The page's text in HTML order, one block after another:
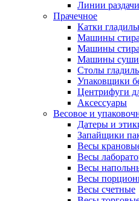
Линии
Прачечное
Катки
Машины
Машины
Машины
Столы
Упаковщики
Центрифуги
Аксессуары
Весовое и
Датеры и
Запайщики
Весы
Весы
Весы
Весы
Весы счетные